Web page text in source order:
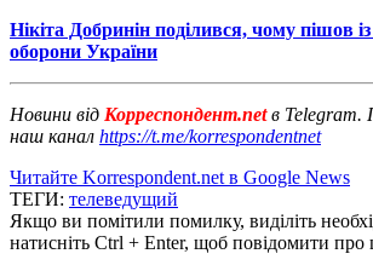
Нікіта Добринін поділився, чому пішов із
оборони України
Новини від Корреспондент.netв Telegram.
наш канал https://t.me/korrespondentnet
Читайте Korrespondent.net в Google News
ТЕГИ: телеведущий
Якщо ви помітили помилку, виділіть
натисніть Ctrl + Enter, щоб повідомити про